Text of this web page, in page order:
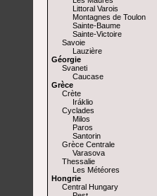
Littoral Varois
Montagnes de Toulon
Sainte-Baume
Sainte-Victoire
Savoie
Lauzière
Géorgie
Svaneti
Caucase
Grèce
Crète
Iráklio
Cyclades
Milos
Paros
Santorin
Grèce Centrale
Varasova
Thessalie
Les Météores
Hongrie
Central Hungary